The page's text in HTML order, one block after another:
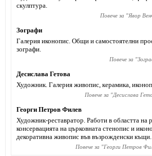
скулптура.
Повече за "Явор
Зографи
Галерия иконопис. Общи и самостоятелни
зографи.
Повече за "
Десислава Гетова
Художник. Галерия живопис, керамика,
Повече за "Десислава
Георги Петров Филев
Художник-реставратор. Работи в областта на
консервацията на църковната стенопис и
декоративна живопис във възрожденски къщи.
Повече за "Георги Петров